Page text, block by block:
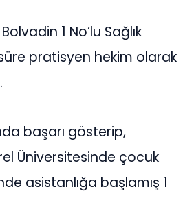
1 No’lu Sağlık
süre pratisyen hekim olarak
başarı gösterip,
Üniversitesinde çocuk
asistanlığa başlamış 1